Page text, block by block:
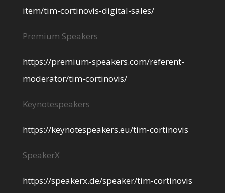
item/tim-cortinovis-digital-sales/
Premium Speakers
https://premium-speakers.com/referent-
moderator/tim-cortinovis/
Keynotespeakers
https://keynotespeakers.eu/tim-cortinovis
SpeakerX
https://speakerx.de/speaker/tim-cortinovis